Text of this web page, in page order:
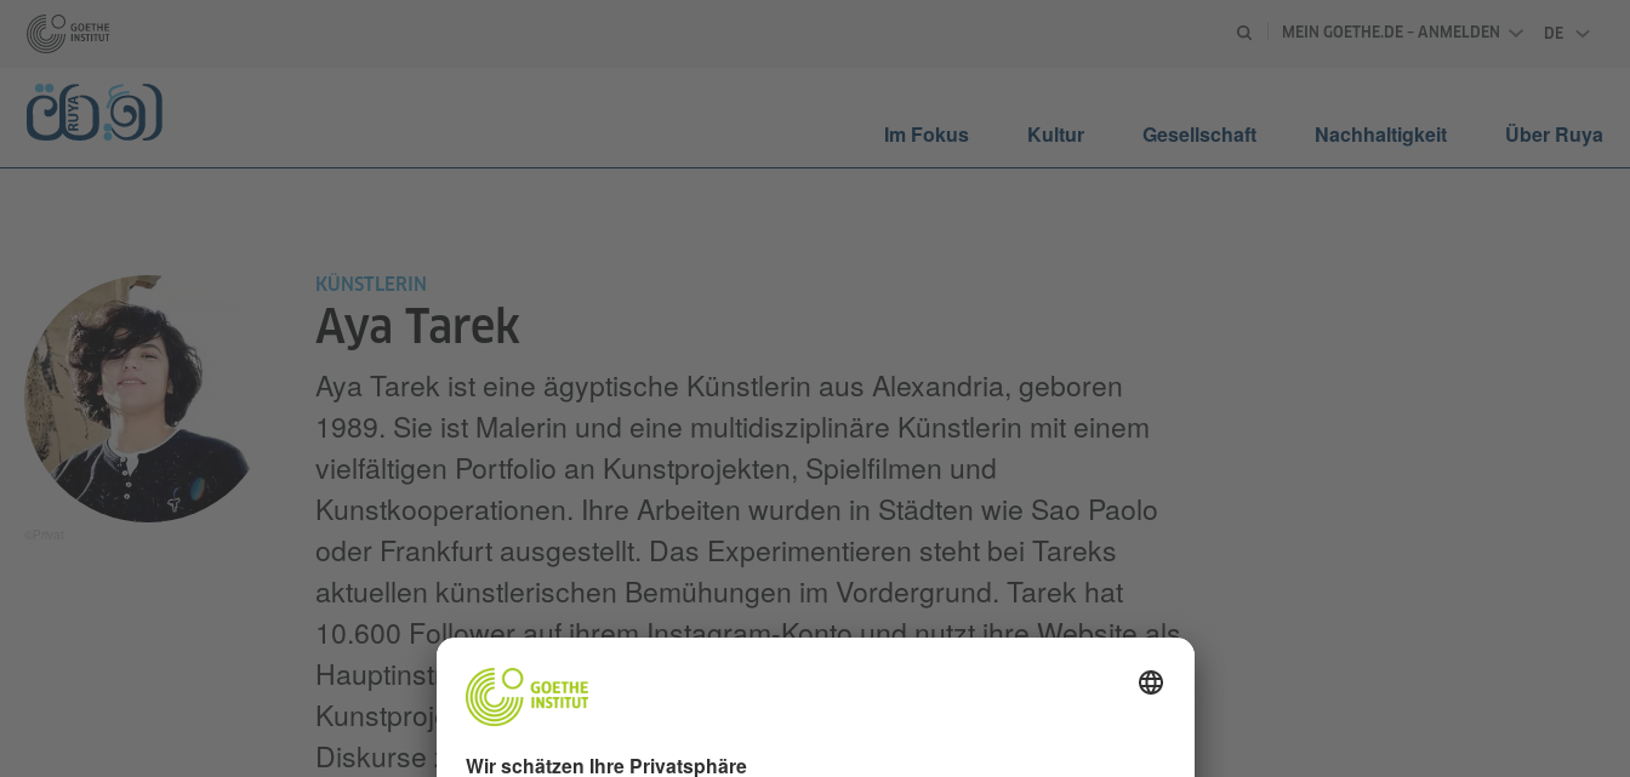
MEIN GOETHE.DE – ANMELDEN
DE
Im Fokus Kultur Gesellschaft Nachhaltigkeit Über Ruya
KÜNSTLERIN
Aya Tarek
Aya Tarek ist eine ägyptische Künstlerin aus Alexandria, geboren
1989. Sie ist Malerin und eine multidisziplinäre Künstlerin mit einem
vielfältigen Portfolio an Kunstprojekten, Spielfilmen und
Kunstkooperationen. Ihre Arbeiten wurden in Städten wie Sao Paolo
oder Frankfurt ausgestellt. Das Experimentieren steht bei Tareks
aktuellen künstlerischen Bemühungen im Vordergrund. Tarek hat
10.600 Follower auf ihrem Instagram-Konto und nutzt ihre Website als
Hauptinstrument, um sich zu präsentieren. Eines ihrer neuesten
Kunstprojekte zielt darauf ab, den Klimawandel zum Teil öffentlicher
Diskurse zu machen. Mehr über Aya Tarek hier.